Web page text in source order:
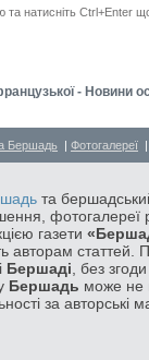
натисніть Ctrl+Enter
- Новини
Бершадь | Фотогалереї
та
фотогалереї
газети
авторам статтей.
Бершаді , без
Бершадь може не
за авторські